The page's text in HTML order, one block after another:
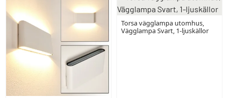
Torsa vägglampa utomhus,
Vägglampa Svart, 1-ljuskällor